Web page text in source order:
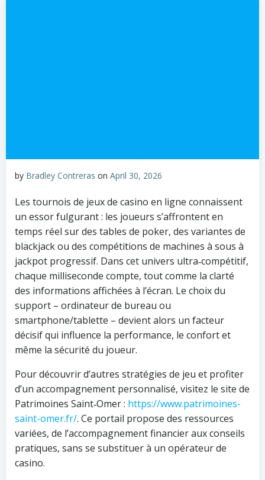
by Bradley Contreras on April 30, 2026
Les tournois de jeux de casino en ligne connaissent
un essor fulgurant : les joueurs s’affrontent en
temps réel sur des tables de poker, des variantes de
blackjack ou des compétitions de machines à sous à
jackpot progressif. Dans cet univers ultra‑compétitif,
chaque milliseconde compte, tout comme la clarté
des informations affichées à l’écran. Le choix du
support – ordinateur de bureau ou
smartphone/tablette – devient alors un facteur
décisif qui influence la performance, le confort et
même la sécurité du joueur.
Pour découvrir d’autres stratégies de jeu et profiter
d’un accompagnement personnalisé, visitez le site de
Patrimoines Saint‑Omer : https://www.patrimoines-
saint-omer.fr/. Ce portail propose des ressources
variées, de l’accompagnement financier aux conseils
pratiques, sans se substituer à un opérateur de
casino.